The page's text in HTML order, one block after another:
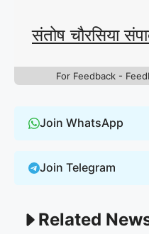
संतोष चौरसिया
For Feedback -
Join WhatsApp
Join Telegram
Related